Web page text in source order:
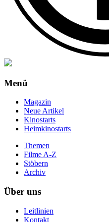
Menü
Magazin
Neue Artikel
Kinostarts
Heimkinostarts
Themen
Filme A-Z
Stöbern
Archiv
Über uns
Leitlinien
Kontakt